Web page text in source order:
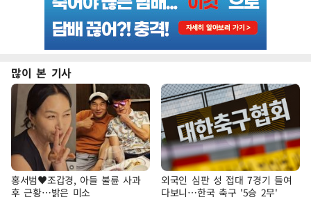
많이 본 기사
홍서범♥조갑경, 아들 불륜 사과
후 근황…밝은 미소
외국인 심판 성 접대 7경기 들여
다보니…한국 축구 '5승 2무'